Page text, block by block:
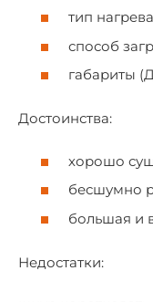
тип
способ
габариты
Достоинства:
хорошо
бесшумно
большая и
Недостатки: